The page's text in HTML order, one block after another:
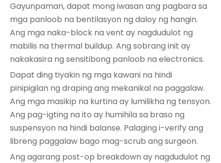
Gayunpaman, dapat mong iwasan ang pagbara sa
mga panloob na bentilasyon ng daloy ng hangin.
Ang mga naka-block na vent ay nagdudulot ng
mabilis na thermal buildup. Ang sobrang init ay
nakakasira ng sensitibong panloob na electronics.
Dapat ding tiyakin ng mga kawani na hindi
pinipigilan ng draping ang mekanikal na paggalaw.
Ang mga masikip na kurtina ay lumilikha ng tensyon.
Ang pag-igting na ito ay humihila sa braso ng
suspensyon na hindi balanse. Palaging i-verify ang
libreng paggalaw bago mag-scrub ang surgeon.
Ang agarang post-op breakdown ay nagdudulot ng